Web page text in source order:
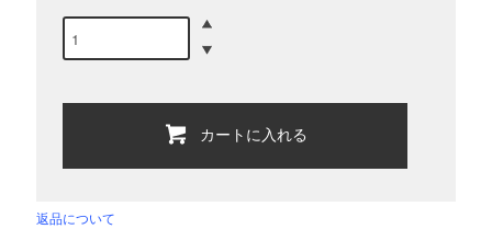
カートに入れる
返品について